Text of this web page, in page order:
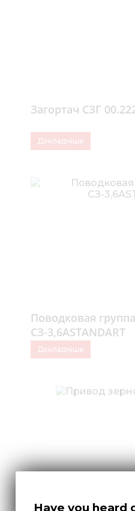
Загортач СЗГ
Докладніше
Поводковая
СЗ-3,6АSTANDART
Докладніше
Have you heard